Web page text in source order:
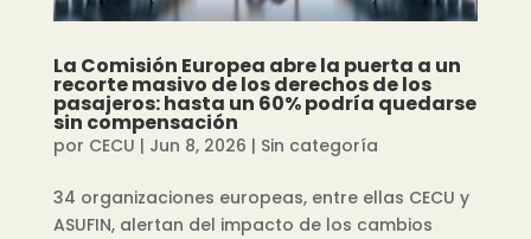
La Comisión Europea abre la puerta a un
recorte masivo de los derechos de los
pasajeros: hasta un 60% podría quedarse
sin compensación
por CECU | Jun 8, 2026 | Sin categoría
34 organizaciones europeas, entre ellas CECU y
ASUFIN, alertan del impacto de los cambios